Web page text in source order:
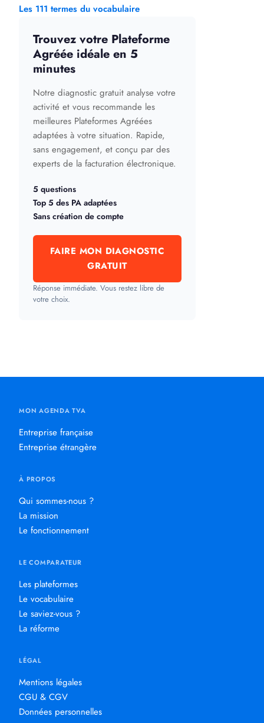
Les 111 termes du vocabulaire
Trouvez votre Plateforme
Agréée idéale en 5
minutes
Notre diagnostic gratuit analyse votre
activité et vous recommande les
meilleures Plateformes Agréées
adaptées à votre situation. Rapide,
sans engagement, et conçu par des
experts de la facturation électronique.
5 questions
Top 5 des PA adaptées
Sans création de compte
FAIRE MON DIAGNOSTIC
GRATUIT
Réponse immédiate. Vous restez libre de
votre choix.
MON AGENDA TVA
Entreprise française
Entreprise étrangère
À PROPOS
Qui sommes-nous ?
La mission
Le fonctionnement
LE COMPARATEUR
Les plateformes
Le vocabulaire
Le saviez-vous ?
La réforme
LÉGAL
Mentions légales
CGU & CGV
Données personnelles